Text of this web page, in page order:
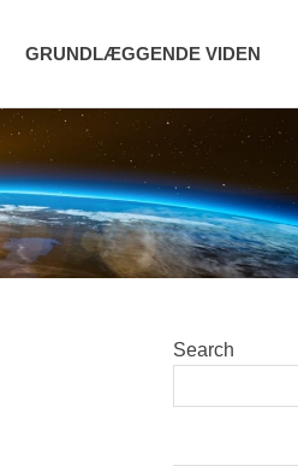
GRUNDLÆGGENDE VIDEN
Search